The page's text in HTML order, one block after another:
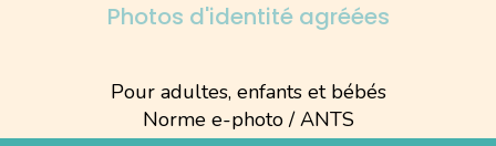
Photos d'identité agréées
Pour adultes, enfants et bébés
Norme e-photo / ANTS